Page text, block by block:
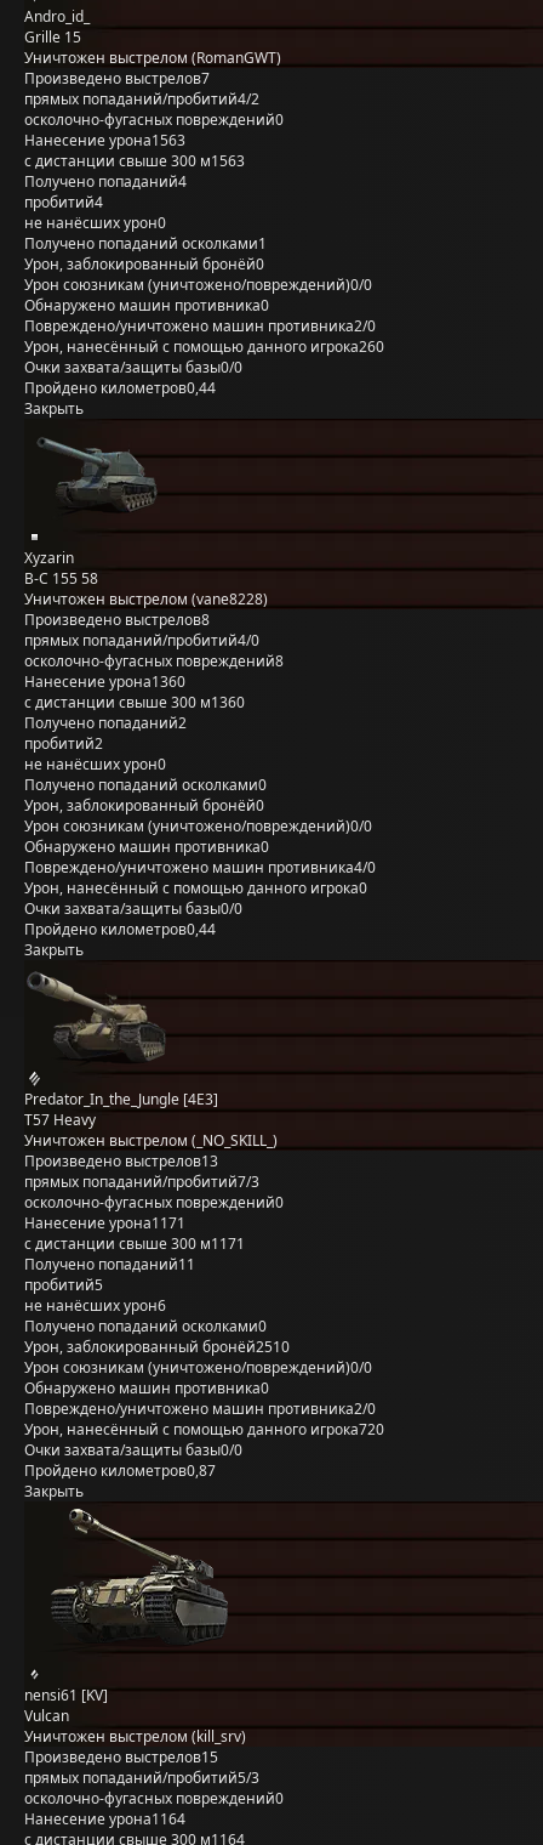
Andro_id_
Grille 15
Уничтожен выстрелом (RomanGWT)
Произведено выстрелов7
прямых попаданий/пробитий4/2
осколочно-фугасных повреждений0
Нанесение урона1563
с дистанции свыше 300 м1563
Получено попаданий4
пробитий4
не нанёсших урон0
Получено попаданий осколками1
Урон, заблокированный бронёй0
Урон союзникам (уничтожено/повреждений)0/0
Обнаружено машин противника0
Повреждено/уничтожено машин противника2/0
Урон, нанесённый с помощью данного игрока260
Очки захвата/защиты базы0/0
Пройдено километров0,44
Закрыть
Xyzarin
B-C 155 58
Уничтожен выстрелом (vane8228)
Произведено выстрелов8
прямых попаданий/пробитий4/0
осколочно-фугасных повреждений8
Нанесение урона1360
с дистанции свыше 300 м1360
Получено попаданий2
пробитий2
не нанёсших урон0
Получено попаданий осколками0
Урон, заблокированный бронёй0
Урон союзникам (уничтожено/повреждений)0/0
Обнаружено машин противника0
Повреждено/уничтожено машин противника4/0
Урон, нанесённый с помощью данного игрока0
Очки захвата/защиты базы0/0
Пройдено километров0,44
Закрыть
Predator_In_the_Jungle [4E3]
T57 Heavy
Уничтожен выстрелом (_NO_SKILL_)
Произведено выстрелов13
прямых попаданий/пробитий7/3
осколочно-фугасных повреждений0
Нанесение урона1171
с дистанции свыше 300 м1171
Получено попаданий11
пробитий5
не нанёсших урон6
Получено попаданий осколками0
Урон, заблокированный бронёй2510
Урон союзникам (уничтожено/повреждений)0/0
Обнаружено машин противника0
Повреждено/уничтожено машин противника2/0
Урон, нанесённый с помощью данного игрока720
Очки захвата/защиты базы0/0
Пройдено километров0,87
Закрыть
nensi61 [KV]
Vulcan
Уничтожен выстрелом (kill_srv)
Произведено выстрелов15
прямых попаданий/пробитий5/3
осколочно-фугасных повреждений0
Нанесение урона1164
с дистанции свыше 300 м1164